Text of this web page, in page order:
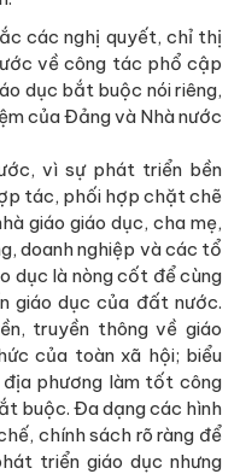
các nghị quyết, chỉ thị
về công tác phổ cập
dục bắt buộc nói riêng,
của Đảng và Nhà nước
vì sự phát triển bền
tác, phối hợp chặt chẽ
giáo giáo dục, cha mẹ,
doanh nghiệp và các tổ
dục là nòng cốt để cùng
giáo dục của đất nước.
truyền thông về giáo
của toàn xã hội; biểu
phương làm tốt công
buộc. Đa dạng các hình
chính sách rõ ràng để
triển giáo dục nhưng